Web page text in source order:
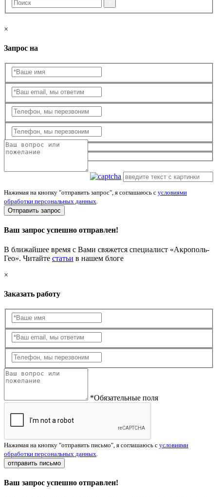
×
Запрос на
Нажимая на кнопку "отправить запрос", я соглашаюсь с условиями
обработки персональных данных.
Отправить запрос
Ваш запрос успешно отправлен!
В ближайшее время с Вами свяжется специалист «Акрополь-
Гео». Читайте статьи в нашем блоге
×
Заказать работу
*Обязательные поля
Нажимая на кнопку "отправить письмо", я соглашаюсь с условиями
обработки персональных данных
отправить письмо
Ваш запрос успешно отправлен!